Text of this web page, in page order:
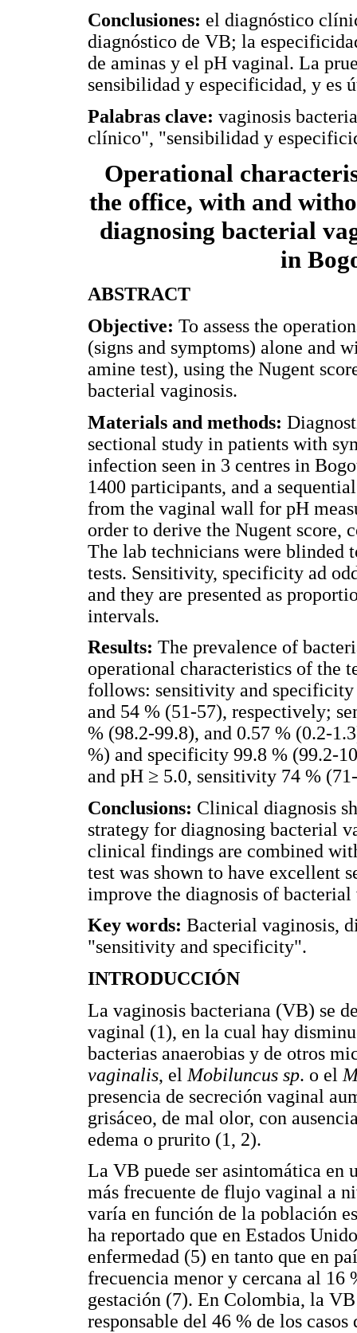
Conclusiones: el diagnóstico
diagnóstico de VB; la
de aminas y el pH vaginal. La
sensibilidad y especificidad, y es
Palabras clave: vaginosis
clínico", "sensibilidad y
Operational
the office, with and
diagnosing bacterial
in
ABSTRACT
Objective: To assess the
(signs and symptoms) alone and
amine test), using the Nugent
bacterial vaginosis.
Materials and methods:
sectional study in patients with
infection seen in 3 centres in
1400 participants, and a
from the vaginal wall for pH
order to derive the Nugent score,
The lab technicians were blinded
tests. Sensitivity, specificity ad
and they are presented as
intervals.
Results: The prevalence of
operational characteristics of the
follows: sensitivity and
and 54 % (51-57), respectively;
% (98.2-99.8), and 0.57 % (0.2-
%) and specificity 99.8 % (99.2-
and pH ≥ 5.0, sensitivity 74 %
Conclusions: Clinical diagnosis
strategy for diagnosing bacterial
clinical findings are combined
test was shown to have excellent
improve the diagnosis of bacterial
Key words: Bacterial vaginosis,
"sensitivity and specificity".
INTRODUCCIÓN
La vaginosis bacteriana (VB) se
vaginal (1), en la cual hay
bacterias anaerobias y de otros
vaginalis, el Mobiluncus sp. o el
presencia de secreción vaginal
grisáceo, de mal olor, con
edema o prurito (1, 2).
La VB puede ser asintomática en
más frecuente de flujo vaginal a
varía en función de la población
ha reportado que en Estados
enfermedad (5) en tanto que en
frecuencia menor y cercana al 16
gestación (7). En Colombia, la
responsable del 46 % de los